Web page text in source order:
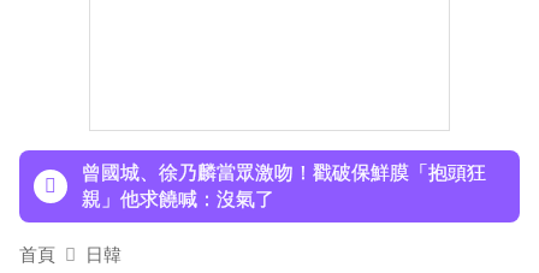
秀超狂腹肌
曾國城、徐乃麟當眾激吻！戳破保鮮膜「抱頭狂
親」他求饒喊：沒氣了
日傳奇女星辭世！兒子曝「最後時刻」：如沉睡般
首頁 日韓